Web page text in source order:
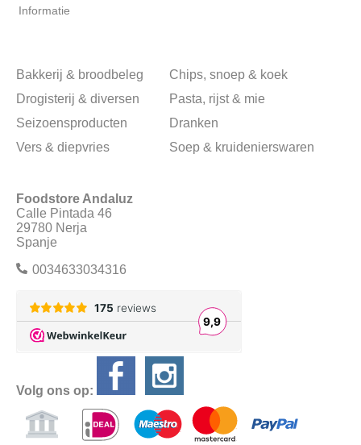
Informatie
Bakkerij & broodbeleg
Chips, snoep & koek
Drogisterij & diversen
Pasta, rijst & mie
Seizoensproducten
Dranken
Vers & diepvries
Soep & kruidenierswaren
Foodstore Andaluz
Calle Pintada 46
29780 Nerja
Spanje
0034633034316
Volg ons op: